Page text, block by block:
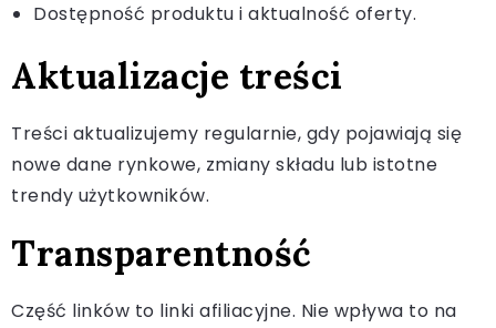
Dostępność produktu i aktualność oferty.
Aktualizacje treści
Treści aktualizujemy regularnie, gdy pojawiają się
nowe dane rynkowe, zmiany składu lub istotne
trendy użytkowników.
Transparentność
Część linków to linki afiliacyjne. Nie wpływa to na